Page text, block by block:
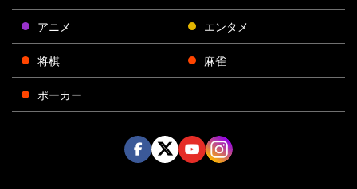
アニメ エンタメ
将棋 麻雀
ポーカー